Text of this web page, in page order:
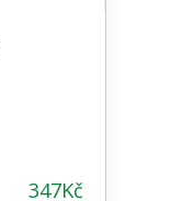
347Kč